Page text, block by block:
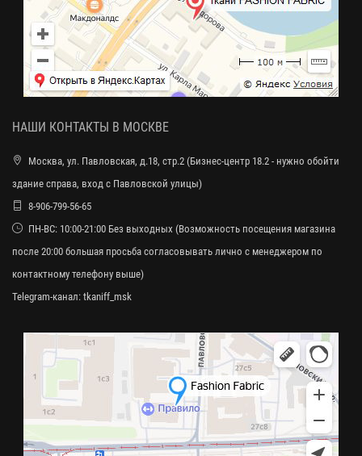
НАШИ КОНТАКТЫ В МОСКВЕ
Москва, ул. Павловская, д.18, стр.2 (Бизнес-центр 18.2 - нужно обойти
здание справа, вход с Павловской улицы)
8-906-799-56-65
ПН-ВС: 10:00-21:00 Без выходных (Возможность посещения магазина
после 20:00 большая просьба согласовывать лично с менеджером по
контактному телефону выше)
Telegram-канал: tkaniff_msk